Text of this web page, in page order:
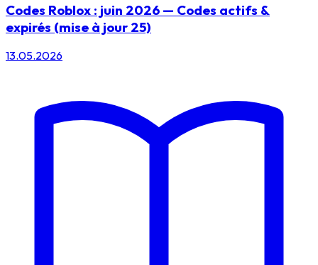
Codes Roblox : juin 2026 — Codes actifs &
expirés (mise à jour 25)
13.05.2026